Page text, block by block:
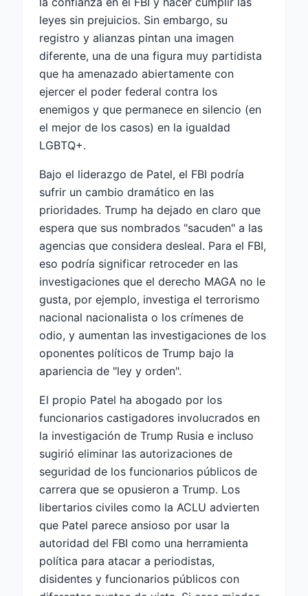
leyes sin prejuicios. Sin embargo, su
registro y alianzas pintan una imagen
diferente, una de una figura muy partidista
que ha amenazado abiertamente con
ejercer el poder federal contra los
enemigos y que permanece en silencio (en
el mejor de los casos) en la igualdad
LGBTQ+.
Bajo el liderazgo de Patel, el FBI podría
sufrir un cambio dramático en las
prioridades. Trump ha dejado en claro que
espera que sus nombrados "sacuden" a las
agencias que considera desleal. Para el FBI,
eso podría significar retroceder en las
investigaciones que el derecho MAGA no le
gusta, por ejemplo, investiga el terrorismo
nacional nacionalista o los crímenes de
odio, y aumentan las investigaciones de los
oponentes políticos de Trump bajo la
apariencia de "ley y orden".
El propio Patel ha abogado por los
funcionarios castigadores involucrados en
la investigación de Trump Rusia e incluso
sugirió eliminar las autorizaciones de
seguridad de los funcionarios públicos de
carrera que se opusieron a Trump. Los
libertarios civiles como la ACLU advierten
que Patel parece ansioso por usar la
autoridad del FBI como una herramienta
política para atacar a periodistas,
disidentes y funcionarios públicos con